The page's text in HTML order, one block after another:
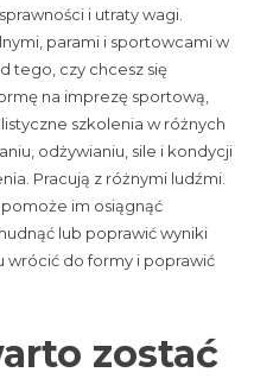
i utraty wagi.
parami i sportowcami w
tego, czy chcesz się
na imprezę sportową,
szkolenia w różnych
odżywianiu, sile i kondycji
Pracują z różnymi ludźmi.
im osiągnąć
lub poprawić wyniki
wrócić do formy i poprawić
zostać